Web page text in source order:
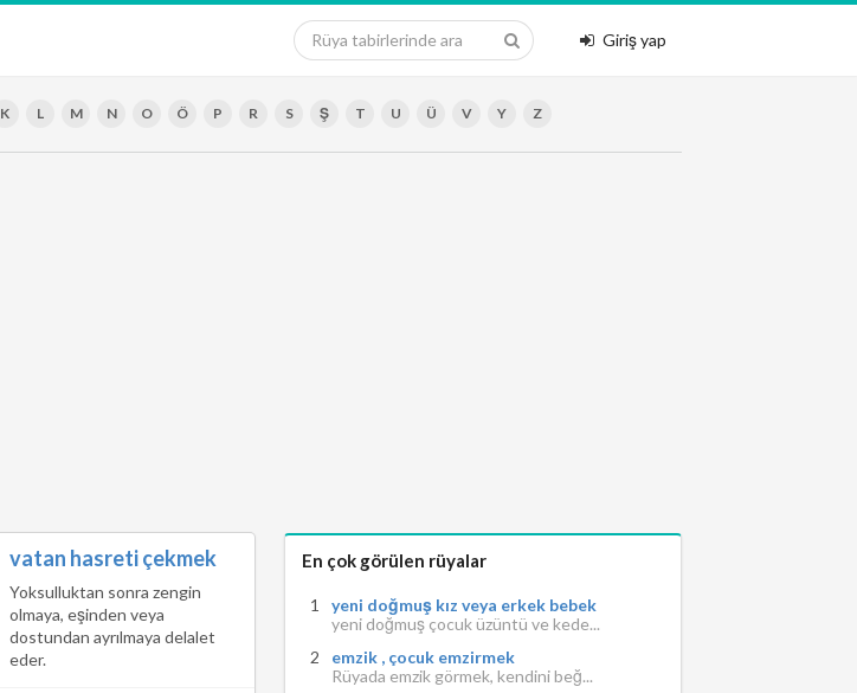
Giriş yap
K L M N O Ö P R S Ş T U Ü V Y Z
vatan hasreti çekmek
Yoksulluktan sonra zengin
olmaya, eşinden veya
dostundan ayrılmaya delalet
eder.
En çok görülen rüyalar
yeni doğmuş kız veya erkek bebek
yeni doğmuş çocuk üzüntü ve kede...
emzik , çocuk emzirmek
Rüyada emzik görmek, kendini beğ...